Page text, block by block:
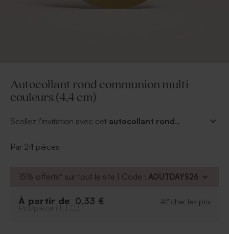
Autocollant rond communion multi-
couleurs (4,4 cm)
Scellez l'invitation avec cet autocollant rond
délicate à votre annonce. Personnalisez-le avec la
Par 24 pièces
15% offerts* sur tout le site | Code : AOUTDAYS26
À partir de 0,33 € Afficher les prix
Prix/pièce (T.T.C.)